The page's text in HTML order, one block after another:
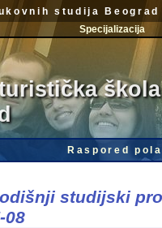
studija Beograd
Specijalizacija
Raspored
studijski
08